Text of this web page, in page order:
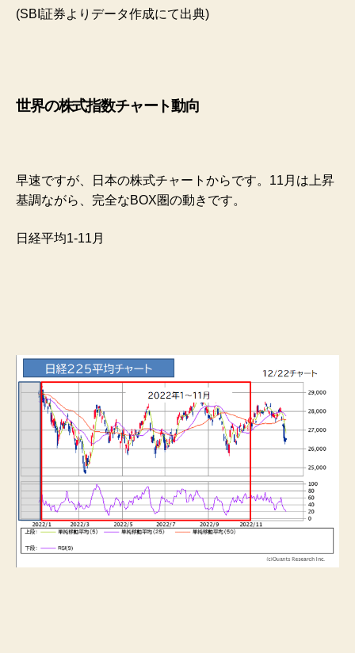
(SBI証券よりデータ作成にて出典)
世界の株式指数チャート動向
早速ですが、
日本の株式チャートからです。11月は上昇
基調ながら、完全なBOX圏の動きです。
日経平均1-11月